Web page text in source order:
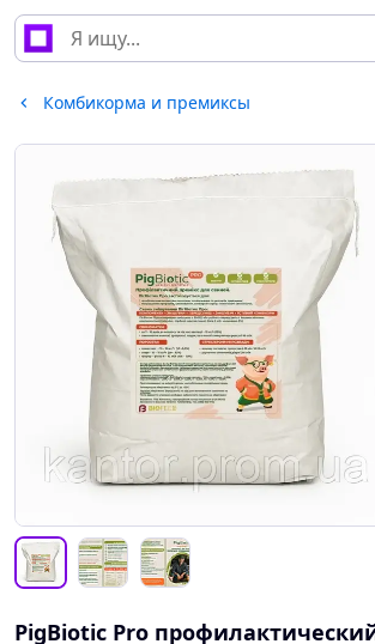
Комбикорма и премиксы
PigBiotic Pro